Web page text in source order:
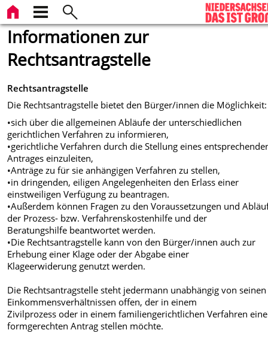
Informationen zur
Rechtsantragstelle
Rechtsantragstelle
Die Rechtsantragstelle bietet den Bürger/innen die Möglichkeit:
•sich über die allgemeinen Abläufe der unterschiedlichen
gerichtlichen Verfahren zu informieren,
•gerichtliche Verfahren durch die Stellung eines
Antrages einzuleiten,
•Anträge zu für sie anhängigen Verfahren zu stellen,
•in dringenden, eiligen Angelegenheiten den Erlass einer
einstweiligen Verfügung zu beantragen.
•Außerdem können Fragen zu den Voraussetzungen und
der Prozess- bzw. Verfahrenskostenhilfe und der
Beratungshilfe beantwortet werden.
•Die Rechtsantragstelle kann von den Bürger/innen auch zur
Erhebung einer Klage oder der Abgabe einer
Klageerwiderung genutzt werden.
Die Rechtsantragstelle steht jedermann unabhängig von seinen
Einkommensverhältnissen offen, der in einem
Zivilprozess oder in einem familiengerichtlichen Verfahren
formgerechten Antrag stellen möchte.